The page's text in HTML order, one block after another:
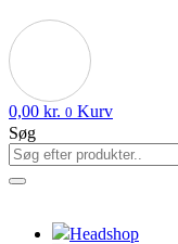
0,00 kr. 0 Kurv
Søg
Headshop